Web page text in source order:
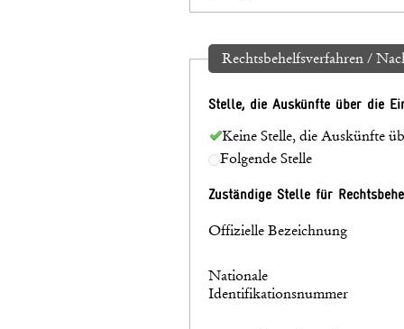
Rechtsbehelfsverfahren /
Stelle, die Auskünfte über die
Keine Stelle, die Auskünfte
Folgende Stelle
Zuständige Stelle für
Offizielle Bezeichnung
Nationale
Identifikationsnummer